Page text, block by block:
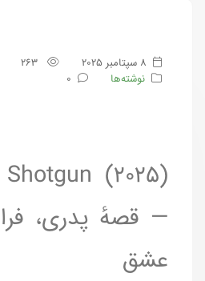
8 سپتامبر 2025
نوشته‌ها
0
(2025)
— قصهٔ پدری،
عشق